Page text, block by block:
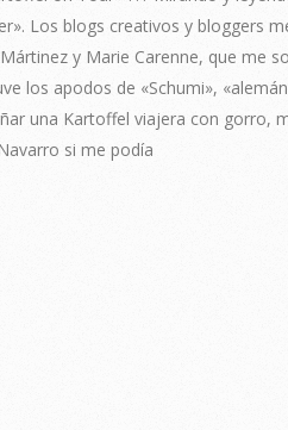
Los blogs creativos y bloggers
y Marie Carenne, que me
los apodos de «Schumi»,
una Kartoffel viajera con gorro,
si me podía